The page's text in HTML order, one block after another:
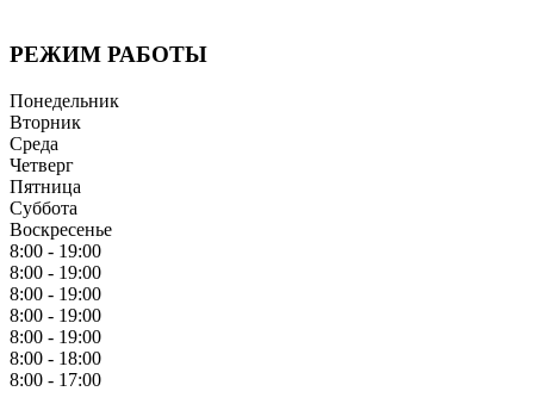
РЕЖИМ РАБОТЫ
Понедельник
Вторник
Среда
Четверг
Пятница
Суббота
Воскресенье
8:00 - 19:00
8:00 - 19:00
8:00 - 19:00
8:00 - 19:00
8:00 - 19:00
8:00 - 18:00
8:00 - 17:00